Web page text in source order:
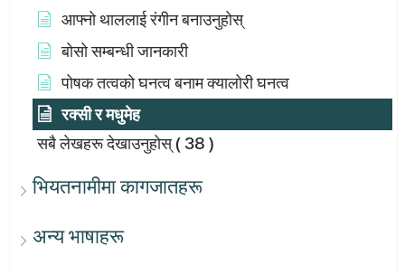
आफ्नो थाललाई रंगीन बनाउनुहोस्
बोसो सम्बन्धी जानकारी
पोषक तत्वको घनत्व बनाम क्यालोरी घनत्व
रक्सी र मधुमेह
सबै लेखहरू देखाउनुहोस्( 38 )
भियतनामीमा कागजातहरू
अन्य भाषाहरू